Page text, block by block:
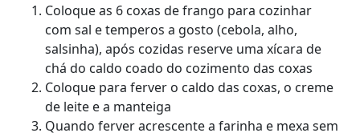
Coloque as 6 coxas de frango para cozinhar
com sal e temperos a gosto (cebola, alho,
salsinha), após cozidas reserve uma xícara de
chá do caldo coado do cozimento das coxas
Coloque para ferver o caldo das coxas, o creme
de leite e a manteiga
Quando ferver acrescente a farinha e mexa sem